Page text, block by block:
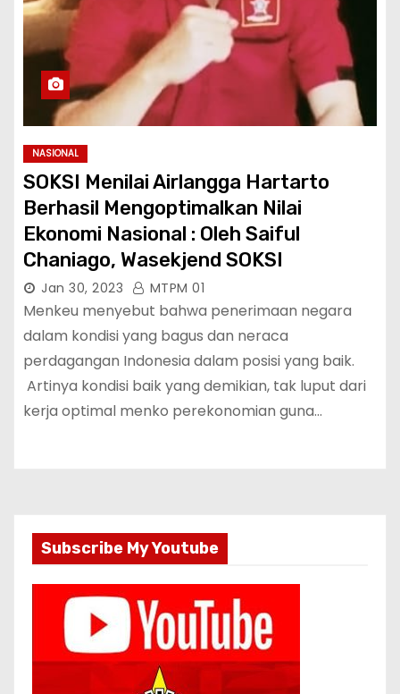
NASIONAL
SOKSI Menilai Airlangga Hartarto
Berhasil Mengoptimalkan Nilai
Ekonomi Nasional : Oleh Saiful
Chaniago, Wasekjend SOKSI
Jan 30, 2023 MTPM 01
Menkeu menyebut bahwa penerimaan negara
dalam kondisi yang bagus dan neraca
perdagangan Indonesia dalam posisi yang baik.
Artinya kondisi baik yang demikian, tak luput dari
kerja optimal menko perekonomian guna…
Subscribe My Youtube